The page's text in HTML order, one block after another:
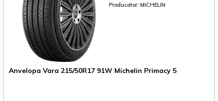
Producator: MICHELIN
Anvelopa Vara 215/50R17 91W Michelin Primacy 5